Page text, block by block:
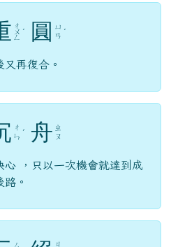
ㄔ
ㄨ
ㄥ
ˊ 圓 ㄩ
ㄢ ˊ
再復合。
ㄔ
ㄣ ˊ 舟 ㄓ
ㄡ
心 ，只以一次機會就達到成
。
ㄙ ㄐ